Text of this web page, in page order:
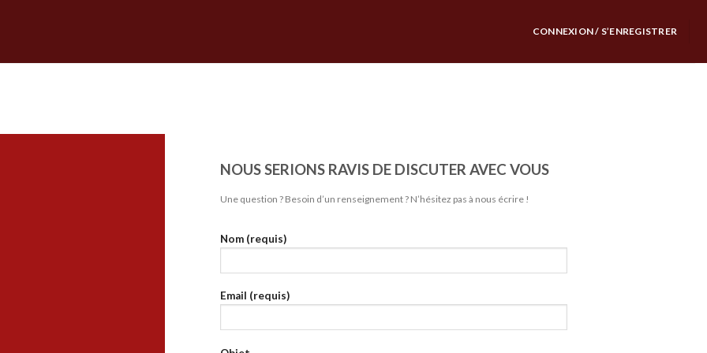
CONNEXION / S’ENREGISTRER
NOUS SERIONS RAVIS DE DISCUTER AVEC VOUS
Une question ? Besoin d’un renseignement ? N’hésitez pas à nous écrire !
Nom (requis)
Email (requis)